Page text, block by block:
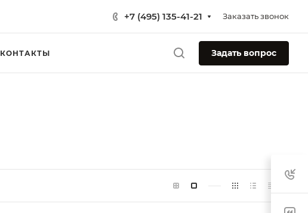
+7 (495) 135-41-21 Заказать звонок
КОНТАКТЫ Задать вопрос